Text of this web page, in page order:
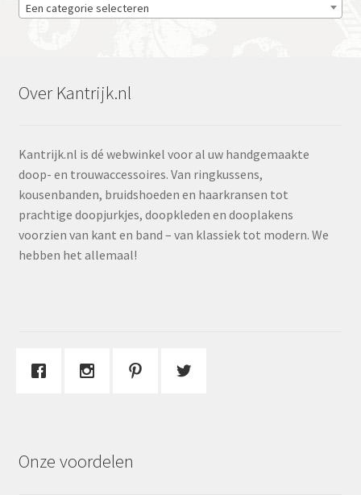
Een categorie selecteren
Over Kantrijk.nl
Kantrijk.nl is dé webwinkel voor al uw handgemaakte
doop- en trouwaccessoires. Van ringkussens,
kousenbanden, bruidshoeden en haarkransen tot
prachtige doopjurkjes, doopkleden en dooplakens
voorzien van kant en band – van klassiek tot modern. We
hebben het allemaal!
Onze voordelen